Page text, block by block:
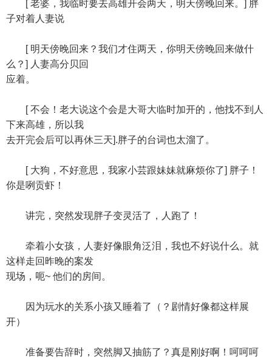
[ 老婆，我临时要去高雄开会两天，明天傍晚回来。] 胖
子对着人妻说
[ 明天傍晚回来？我们才住两天，你明天傍晚回来做什
么？] 人妻高分贝回
应着。
[ 不会！老大说这个会是大哥大临时加开的，他找不到人
下来高雄，所以我
去开完会后可以再休三天].胖子的台词也太溜了。
[ 大狗，不好意思，我家小芸跟妹妹就麻烦你了] 胖子！
你是咧贡虾！
讲完，突然发现胖子变灵活了，人跑了！
牵着小女孩，人妻好像眼角泛泪，我也不好说什么。就
这样走回昨晚的案发
现场，呃~ 他们的房间。
因为玩水的关系小孩又睡着了（？剧情好像都这样展
开）
准备要告辞时，突然脚又抽筋了？真是刚好啊！呵呵呵